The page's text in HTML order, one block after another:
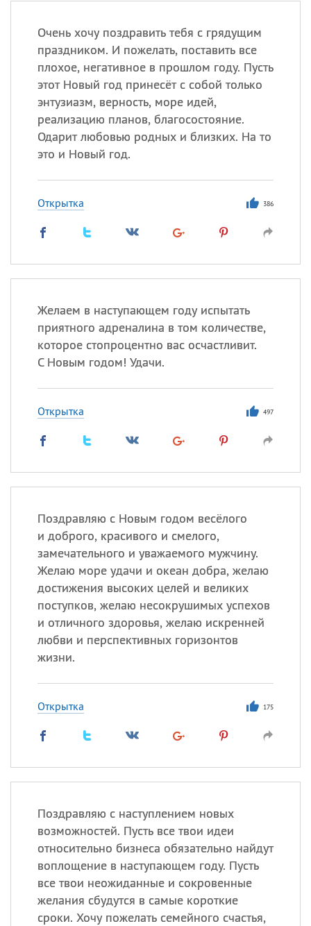
Очень хочу поздравить тебя с грядущим
праздником. И пожелать, поставить все
плохое, негативное в прошлом году. Пусть
этот Новый год принесёт с собой только
энтузиазм, верность, море идей,
реализацию планов, благосостояние.
Одарит любовью родных и близких. На то
это и Новый год.
Открытка 386
Желаем в наступающем году испытать
приятного адреналина в том количестве,
которое стопроцентно вас осчастливит.
С Новым годом! Удачи.
Открытка 497
Поздравляю с Новым годом весёлого
и доброго, красивого и смелого,
замечательного и уважаемого мужчину.
Желаю море удачи и океан добра, желаю
достижения высоких целей и великих
поступков, желаю несокрушимых успехов
и отличного здоровья, желаю искренней
любви и перспективных горизонтов
жизни.
Открытка 175
Поздравляю с наступлением новых
возможностей. Пусть все твои идеи
относительно бизнеса обязательно найдут
воплощение в наступающем году. Пусть
все твои неожиданные и сокровенные
желания сбудутся в самые короткие
сроки. Хочу пожелать семейного счастья,